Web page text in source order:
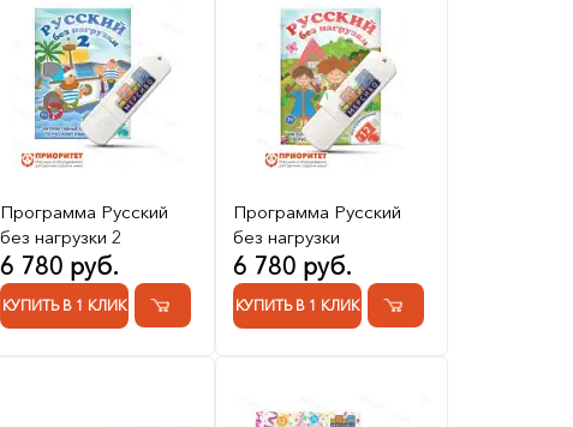
Программа Русский
без нагрузки 2
6 780 руб.
КУПИТЬ В 1 КЛИК
Программа Русский
без нагрузки
6 780 руб.
КУПИТЬ В 1 КЛИК